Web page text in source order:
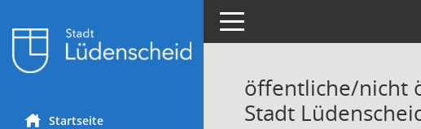
Startseite
Toggle navigation
öffentliche/nicht
Stadt